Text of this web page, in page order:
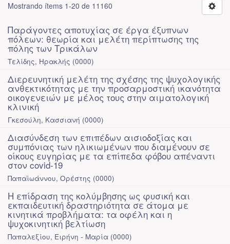
Mostrando ítems 1-20 de 11160
Παράγοντες αποτυχίας σε έργα έξυπνων
πόλεων: θεωρία και μελέτη περίπτωσης της
πόλης των Τρικάλων
Τελίδης, Ηρακλής (0000)
Διερευνητική μελέτη της σχέσης της ψυχολογικής
ανθεκτικότητας με την προσαρμοστική ικανότητα
οικογενειών με μέλος τους στην αιματολογική
κλινική
Γκεσούλη, Κασσιανή (0000)
Διασύνδεση των επιπέδων αισιοδοξίας και
συμπόνιας των ηλικιωμένων που διαμένουν σε
οίκους ευγηρίας με τα επίπεδα φόβου απέναντι
στον covid-19
Παπαϊωάννου, Ορέστης (0000)
Η επίδραση της κολύμβησης ως φυσική και
εκπαιδευτική δραστηριότητα σε άτομα με
κινητικά προβλήματα: τα οφέλη και η
ψυχοκινητική βελτίωση
Παπαλεξίου, Ειρήνη - Μαρία (0000)